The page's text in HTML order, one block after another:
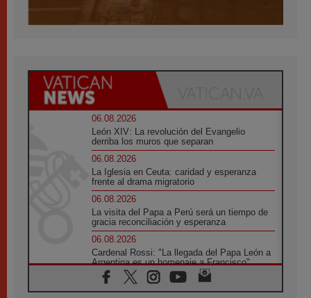
06.08.2026
León XIV: La revolución del Evangelio
derriba los muros que separan
06.08.2026
La Iglesia en Ceuta: caridad y esperanza
frente al drama migratorio
06.08.2026
La visita del Papa a Perú será un tiempo de
gracia reconciliación y esperanza
06.08.2026
Cardenal Rossi: "La llegada del Papa León a
Argentina es un homenaje a Francisco"
06.08.2026
En Asís, León XIV invita a los jóvenes a